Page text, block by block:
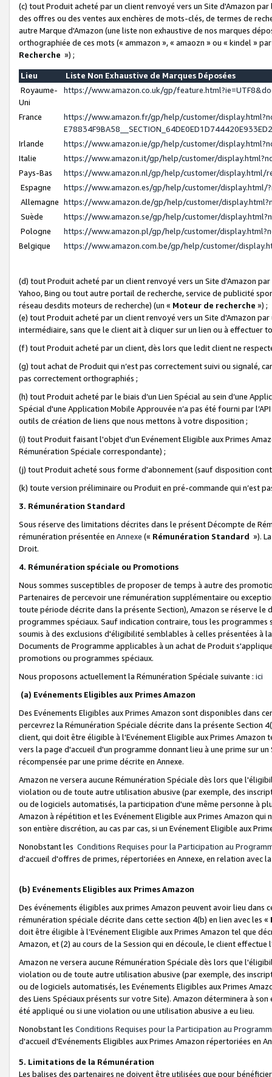
(c) tout Produit acheté par un client renvoyé vers un Site d'Amazon
des offres ou des ventes aux enchères de mots-clés, de termes de
autre Marque d'Amazon (une liste non exhaustive de nos marques
orthographiée de ces mots (« ammazon », « amaozn » ou « kindel »
Recherche ») ;
Lieu
Liste Non Exhaustive de Marques Déposées
Royaume-
Uni
https://www.amazon.co.uk/gp/
France
https://www.amazon.fr/gp/help/customer/
Irlande
https://www.amazon.ie/gp/help/customer/
Italie
https://www.amazon.it/gp/help/customer/
Pays-Bas
https://www.amazon.nl/gp/help/customer/display.html/
Espagne
https://www.amazon.es/gp/help/customer/display.html/
Allemagne https://www.amazon.de/gp/help/customer/
Suède
https://www.amazon.se/gp/help/customer/
Pologne
https://www.amazon.pl/gp/help/customer/
Belgique
https://www.amazon.com.be/gp/help/customer/
(d) tout Produit acheté par un client renvoyé vers un Site d'Amazon
Yahoo, Bing ou tout autre portail de recherche, service de publicité
réseau desdits moteurs de recherche) (un « Moteur de recherche ») ;
(e) tout Produit acheté par un client renvoyé vers un Site d'Amazon
intermédiaire, sans que le client ait à cliquer sur un lien ou à
(f) tout Produit acheté par un client, dès lors que ledit client ne
(g) tout achat de Produit qui n’est pas correctement suivi ou signalé,
pas correctement orthographiés ;
(h) tout Produit acheté par le biais d’un Lien Spécial au sein d’une
Spécial d'une Application Mobile Approuvée n’a pas été fourni par
outils de création de liens que nous mettons à votre disposition ;
(i) tout Produit faisant l'objet d'un Evénement Eligible aux Primes
Rémunération Spéciale correspondante) ;
(j) tout Produit acheté sous forme d'abonnement (sauf disposition
(k) toute version préliminaire ou Produit en pré-commande qui n’est
3. Rémunération Standard
Sous réserve des limitations décrites dans le présent Décompte de
rémunération présentée en Annexe (« Rémunération Standard »).
Droit.
4. Rémunération spéciale ou Promotions
Nous sommes susceptibles de proposer de temps à autre des
Partenaires de percevoir une rémunération supplémentaire ou
toute période décrite dans la présente Section), Amazon se réserve
programmes spéciaux. Sauf indication contraire, tous les
soumis à des exclusions d'éligibilité semblables à celles présentées à
Documents de Programme applicables à un achat de Produit
promotions ou programmes spéciaux.
Nous proposons actuellement la Rémunération Spéciale suivante : ici
(a) Evénements Eligibles aux Primes Amazon
Des Evénements Eligibles aux Primes Amazon sont disponibles dans
percevrez la Rémunération Spéciale décrite dans la présente Section
client, qui doit être éligible à l'Evénement Eligible aux Primes Amazon
vers la page d'accueil d'un programme donnant lieu à une prime sur
récompensée par une prime décrite en Annexe.
Amazon ne versera aucune Rémunération Spéciale dès lors que
violation ou de toute autre utilisation abusive (par exemple, des
ou de logiciels automatisés, la participation d'une même personne à
Amazon à répétition et les Evénement Eligible aux Primes Amazon qui
son entière discrétion, au cas par cas, si un Evénement Eligible aux
Nonobstant les Conditions Requises pour la Participation au
d'accueil d'offres de primes, répertoriées en Annexe, en relation avec
(b) Evénements Eligibles aux Primes Amazon
Des événements éligibles aux primes Amazon peuvent avoir lieu dans
rémunération spéciale décrite dans cette section 4(b) en lien avec les «
doit être éligible à l’Evénement Eligible aux Primes Amazon tel que
Amazon, et (2) au cours de la Session qui en découle, le client
Amazon ne versera aucune Rémunération Spéciale dès lors que
violation ou de toute autre utilisation abusive (par exemple, des
ou de logiciels automatisés, les Evénements Eligibles aux Primes
des Liens Spéciaux présents sur votre Site). Amazon déterminera à
été appliqué ou si une violation ou une utilisation abusive a eu lieu.
Nonobstant les Conditions Requises pour la Participation au
d'accueil d'Evénements Eligibles aux Primes Amazon répertoriées en
5. Limitations de la Rémunération
Les balises des partenaires ne doivent être utilisées que pour